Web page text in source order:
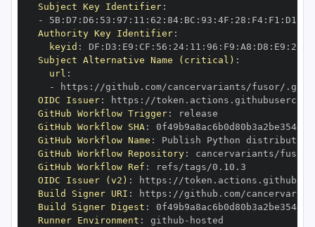
Subject Key Identifier:
-
5B: D7 : D6 : 53 : 97 : 11 : 62 : 84: BC : 93 : 4F : 28 : F4: F1 : D1
Authority Key Identifier:
keyid : DF : D3 : E9 : CF : 56 : 24: 11 : 96 : F9 : A8 : D8 : E9 : 28
Subject Alternative Name (critical) :
url :
-
https :
OIDC Issuer: https :
GitHub Workflow Trigger:
GitHub Workflow SHA:
GitHub Workflow Name :
GitHub Workflow Repository:
GitHub Workflow Ref :
OIDC Issuer (v2) : https :
Build Signer URI : https :
Build Signer Digest :
Runner Environment : github -